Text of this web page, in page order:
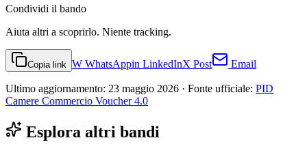
Condividi il bando
Aiuta altri a scoprirlo. Niente tracking.
Copia link W WhatsAppin LinkedInX Post Email
Ultimo aggiornamento: 23 maggio 2026 · Fonte ufficiale: PID
Camere Commercio Voucher 4.0
Esplora altri bandi